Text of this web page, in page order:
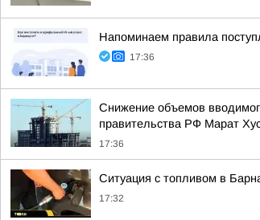
Напоминаем правила
17:36
Снижение объемов
правительства РФ Марат
17:36
Ситуация с топливом в
17:32